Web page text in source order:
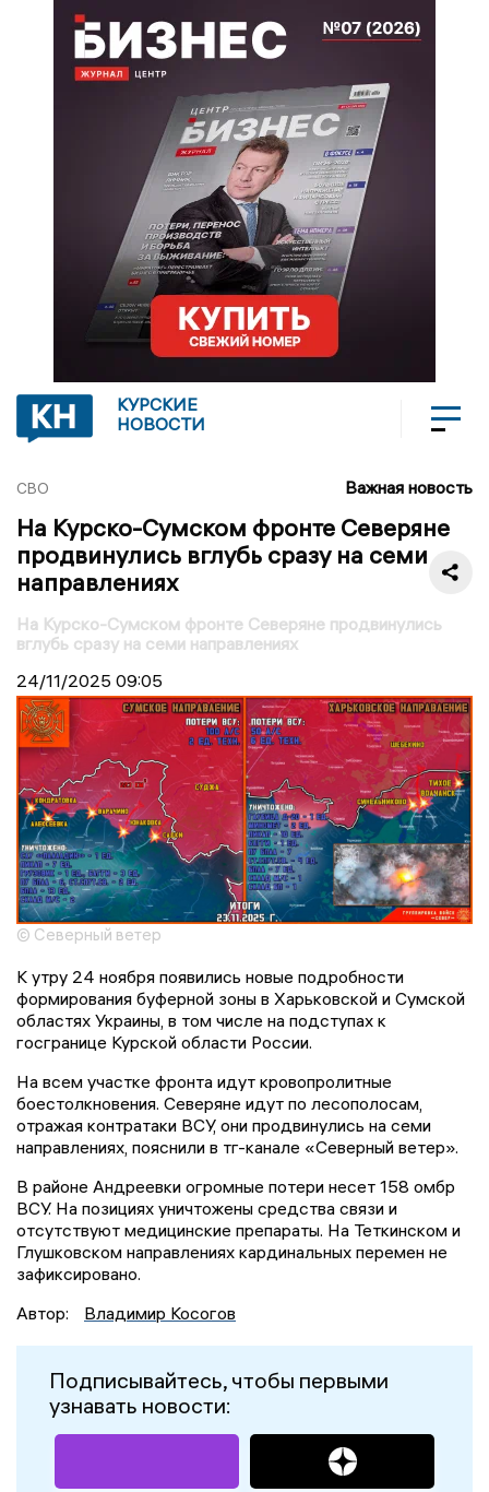
КУРСКИЕ
НОВОСТИ
СВО Важная новость
На Курско-Сумском фронте Северяне
продвинулись вглубь сразу на семи
направлениях
На Курско-Сумском фронте Северяне продвинулись
вглубь сразу на семи направлениях
24/11/2025 09:05
© Северный ветер
К утру 24 ноября появились новые подробности
формирования буферной зоны в Харьковской и Сумской
областях Украины, в том числе на подступах к
госгранице Курской области России.
На всем участке фронта идут кровопролитные
боестолкновения. Северяне идут по лесополосам,
отражая контратаки ВСУ, они продвинулись на семи
направлениях, пояснили в тг-канале «Северный ветер».
В районе Андреевки огромные потери несет 158 омбр
ВСУ. На позициях уничтожены средства связи и
отсутствуют медицинские препараты. На Теткинском и
Глушковском направлениях кардинальных перемен не
зафиксировано.
Автор:
Владимир Косогов
Подписывайтесь, чтобы первыми
узнавать новости: